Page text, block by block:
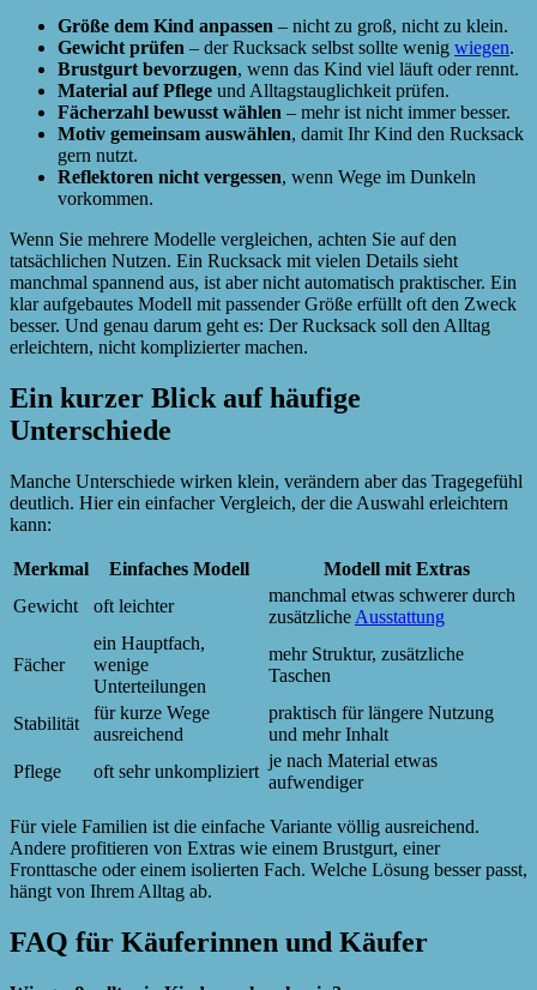
Größe dem Kind anpassen – nicht zu groß, nicht zu klein.
Gewicht prüfen – der Rucksack selbst sollte wenig wiegen.
Brustgurt bevorzugen, wenn das Kind viel läuft oder rennt.
Material auf Pflege und Alltagstauglichkeit prüfen.
Fächerzahl bewusst wählen – mehr ist nicht immer besser.
Motiv gemeinsam auswählen, damit Ihr Kind den Rucksack
gern nutzt.
Reflektoren nicht vergessen, wenn Wege im Dunkeln
vorkommen.
Wenn Sie mehrere Modelle vergleichen, achten Sie auf den
tatsächlichen Nutzen. Ein Rucksack mit vielen Details sieht
manchmal spannend aus, ist aber nicht automatisch praktischer. Ein
klar aufgebautes Modell mit passender Größe erfüllt oft den Zweck
besser. Und genau darum geht es: Der Rucksack soll den Alltag
erleichtern, nicht komplizierter machen.
Ein kurzer Blick auf häufige
Unterschiede
Manche Unterschiede wirken klein, verändern aber das Tragegefühl
deutlich. Hier ein einfacher Vergleich, der die Auswahl erleichtern
kann:
Merkmal Einfaches Modell
Modell mit Extras
Gewicht
oft leichter
manchmal etwas schwerer durch
zusätzliche Ausstattung
Fächer
ein Hauptfach,
wenige
Unterteilungen
mehr Struktur, zusätzliche
Taschen
Stabilität
für kurze Wege
ausreichend
praktisch für längere Nutzung
und mehr Inhalt
Pflege
oft sehr unkompliziert
je nach Material etwas
aufwendiger
Für viele Familien ist die einfache Variante völlig ausreichend.
Andere profitieren von Extras wie einem Brustgurt, einer
Fronttasche oder einem isolierten Fach. Welche Lösung besser passt,
hängt von Ihrem Alltag ab.
FAQ für Käuferinnen und Käufer